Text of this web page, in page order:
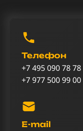
Телефон
+7 495 090 78 78
+7 977 500 99 00
E-mail